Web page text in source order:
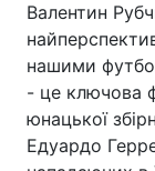
Валентин
нашими
- це ключова
юнацької
Едуардо